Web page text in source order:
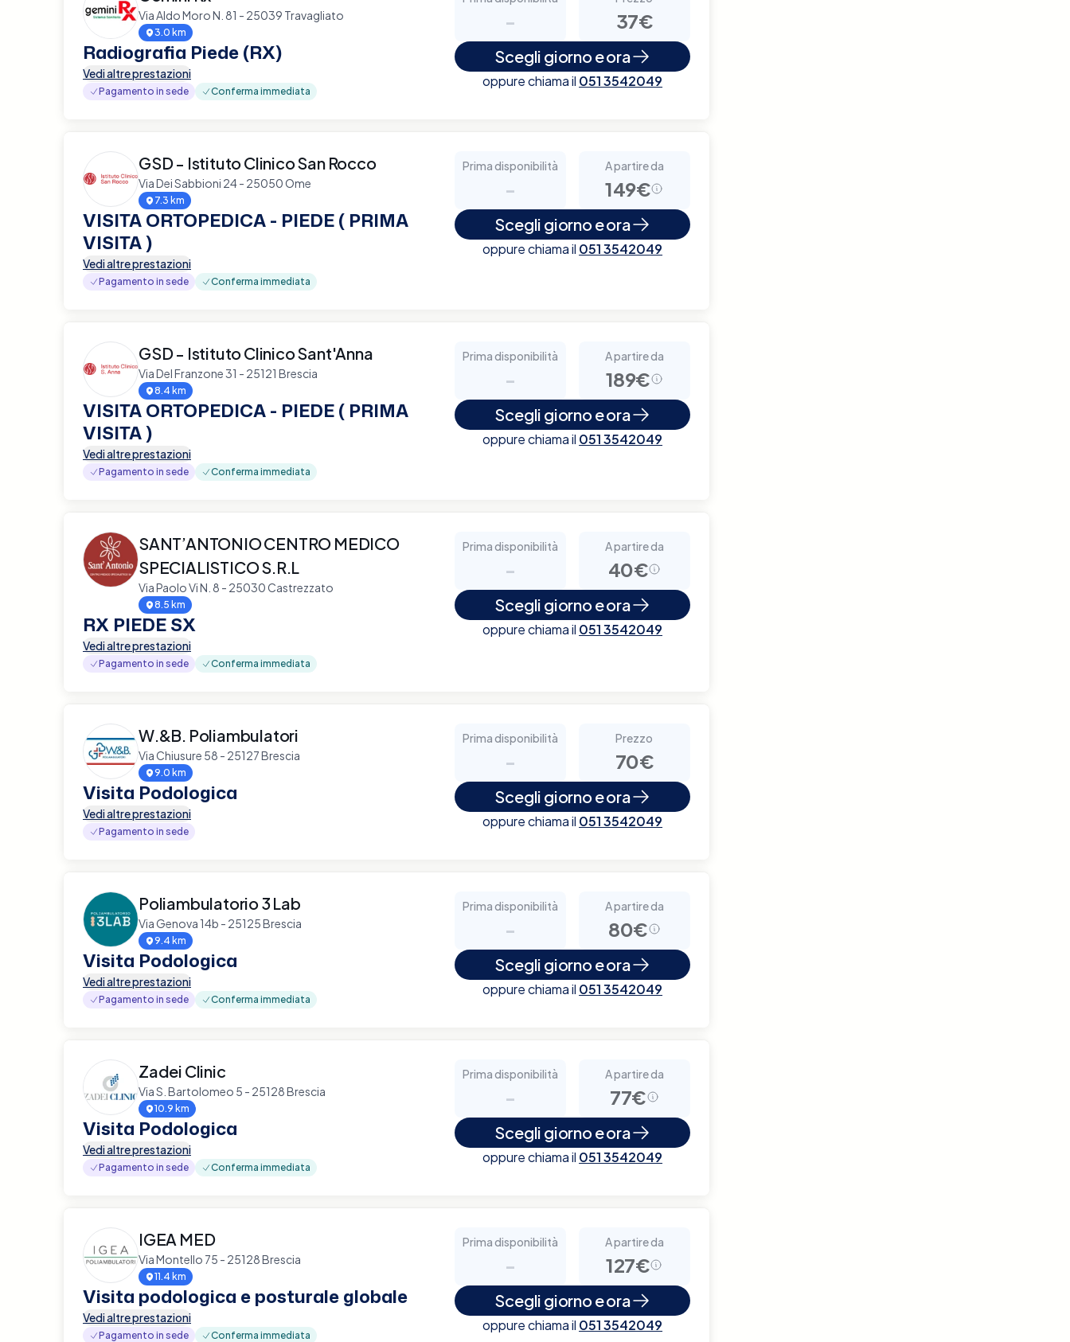
Via Aldo Moro N. 81 - 25039 Travagliato
3.0 km
Radiografia Piede (RX)
Vedi altre prestazioni
Pagamento in sede Conferma immediata
- 37€
Scegli giorno e ora
oppure chiama il 051 3542049
GSD - Istituto Clinico San Rocco
Via Dei Sabbioni 24 - 25050 Ome
7.3 km
VISITA ORTOPEDICA - PIEDE ( PRIMA
VISITA )
Vedi altre prestazioni
Pagamento in sede Conferma immediata
Prima disponibilità
-
A partire da
149€
Scegli giorno e ora
oppure chiama il 051 3542049
GSD - Istituto Clinico Sant'Anna
Via Del Franzone 31 - 25121 Brescia
8.4 km
VISITA ORTOPEDICA - PIEDE ( PRIMA
VISITA )
Vedi altre prestazioni
Pagamento in sede Conferma immediata
Prima disponibilità
-
A partire da
189€
Scegli giorno e ora
oppure chiama il 051 3542049
SANT’ANTONIO CENTRO MEDICO
SPECIALISTICO S.R.L
Via Paolo Vi N. 8 - 25030 Castrezzato
8.5 km
RX PIEDE SX
Vedi altre prestazioni
Pagamento in sede Conferma immediata
Prima disponibilità
-
A partire da
40€
Scegli giorno e ora
oppure chiama il 051 3542049
W.&B. Poliambulatori
Via Chiusure 58 - 25127 Brescia
9.0 km
Visita Podologica
Vedi altre prestazioni
Pagamento in sede
Prima disponibilità
-
Prezzo
70€
Scegli giorno e ora
oppure chiama il 051 3542049
Poliambulatorio 3 Lab
Via Genova 14b - 25125 Brescia
9.4 km
Visita Podologica
Vedi altre prestazioni
Pagamento in sede Conferma immediata
Prima disponibilità
-
A partire da
80€
Scegli giorno e ora
oppure chiama il 051 3542049
Zadei Clinic
Via S. Bartolomeo 5 - 25128 Brescia
10.9 km
Visita Podologica
Vedi altre prestazioni
Pagamento in sede Conferma immediata
Prima disponibilità
-
A partire da
77€
Scegli giorno e ora
oppure chiama il 051 3542049
IGEA MED
Via Montello 75 - 25128 Brescia
11.4 km
Visita podologica e posturale globale
Vedi altre prestazioni
Pagamento in sede Conferma immediata
Prima disponibilità
-
A partire da
127€
Scegli giorno e ora
oppure chiama il 051 3542049